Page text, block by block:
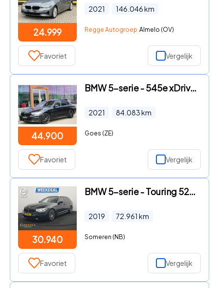
24.999
2021 146.046km
Regge Autogroep Almelo (OV)
Favoriet Vergelijk
44.900
BMW 5-serie - 545e xDrive M-Sport | Schuifdak | 360 | Head Up | ACC | El.T
2021 84.083km
Goes (ZE)
Favoriet Vergelijk
30.940
BMW 5-serie - Touring 520i M Sport 184pk Dealer O.H. | Panodak | Head Up |
2019 72.961 km
Someren (NB)
Favoriet Vergelijk